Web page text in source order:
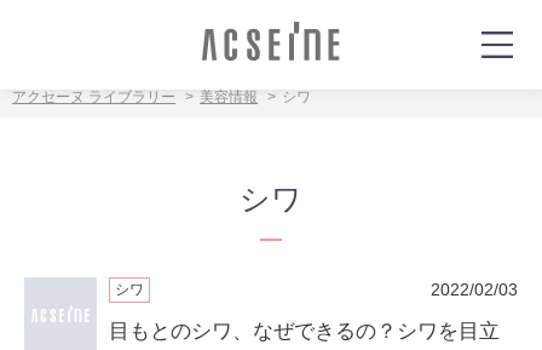
アクセーヌ ライブラリー 美容情報 シワ
シワ
シワ 2022/02/03
目もとのシワ、なぜできるの？シワを目立